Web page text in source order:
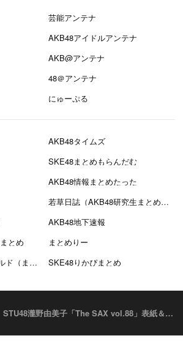
芸能アンテナ
AKB48アイドルアンテナ
AKB@アンテナ
48＠アンテナ
にゅーぷる
AKB48タイムズ
SKE48まとめもらんだむ
AKB48情報まとめたった
若草日誌（AKB48研究生まとめブログ）
AKB48地下速報
とめ
まとめりー
SKE48まとめはエメラルド（まとえめ）
SKE48りかぴまとめ
STU48瀧野由美子「The SAX vol.88」表紙＆巻頭インタビュー掲載！ [3/24発売]